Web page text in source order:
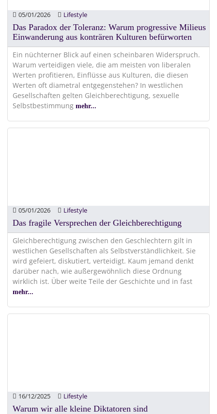
05/01/2026 Lifestyle
Das Paradox der Toleranz: Warum progressive Milieus
Einwanderung aus konträren Kulturen befürworten
Ein nüchterner Blick auf einen scheinbaren Widerspruch.
Warum verteidigen viele, die am meisten von liberalen
Werten profitieren, Einflüsse aus Kulturen, die diesen
Werten oft diametral entgegenstehen? In westlichen
Gesellschaften gelten Gleichberechtigung, sexuelle
Selbstbestimmung mehr...
05/01/2026 Lifestyle
Das fragile Versprechen der Gleichberechtigung
Gleichberechtigung zwischen den Geschlechtern gilt in
westlichen Gesellschaften als Selbstverständlichkeit. Sie
wird gefeiert, diskutiert, verteidigt. Kaum jemand denkt
darüber nach, wie außergewöhnlich diese Ordnung
wirklich ist. Über weite Teile der Geschichte und in fast
mehr...
16/12/2025 Lifestyle
Warum wir alle kleine Diktatoren sind